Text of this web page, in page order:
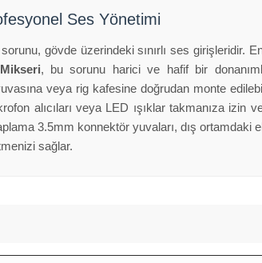
Ses Yönetimi
gövde üzerindeki sınırlı ses girişleridir.
, bu sorunu harici ve hafif bir
veya rig kafesine doğrudan monte
alıcıları veya LED ışıklar takmanıza izin
3.5mm konnektör yuvaları, dış ortamdaki
sağlar.